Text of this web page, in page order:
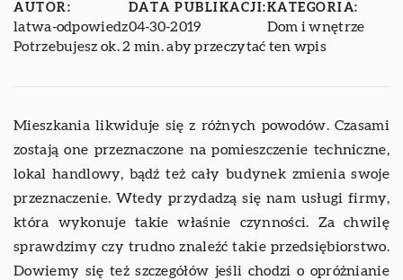
AUTOR:
latwa-odpowiedz
DATA PUBLIKACJI:
04-30-2019
KATEGORIA:
Dom i wnętrze
Potrzebujesz ok. 2 min. aby przeczytać ten wpis
Mieszkania likwiduje się z różnych powodów. Czasami
zostają one przeznaczone na pomieszczenie techniczne,
lokal handlowy, bądź też cały budynek zmienia swoje
przeznaczenie. Wtedy przydadzą się nam usługi firmy,
która wykonuje takie właśnie czynności. Za chwilę
sprawdzimy czy trudno znaleźć takie przedsiębiorstwo.
Dowiemy się też szczegółów jeśli chodzi o opróżnianie